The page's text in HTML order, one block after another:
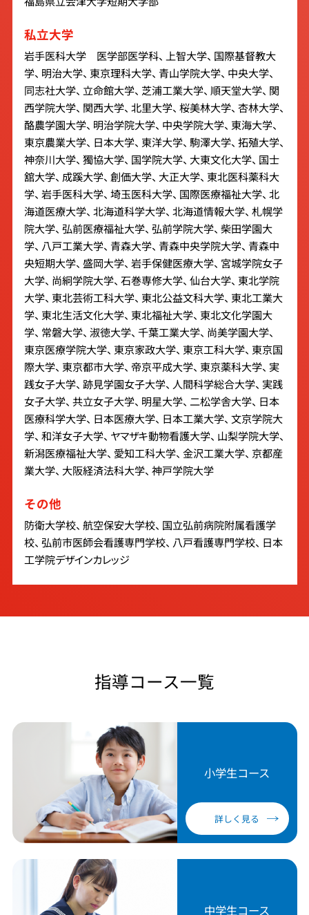
私立大学
岩手医科大学 医学部医学科、 上智大学、 国際基督教大
学、 明治大学、 東京理科大学、 青山学院大学、 中央大学、
同志社大学、 立命館大学、 芝浦工業大学、 順天堂大学、 関
西学院大学、 関西大学、 北里大学、 桜美林大学、 杏林大学、
酪農学園大学、 明治学院大学、 中央学院大学、 東海大学、
東京農業大学、 日本大学、 東洋大学、 駒澤大学、 拓殖大学、
神奈川大学、 獨協大学、 国学院大学、 大東文化大学、 国士
舘大学、 成蹊大学、 創価大学、 大正大学、 東北医科薬科大
学、 岩手医科大学、 埼玉医科大学、 国際医療福祉大学、 北
海道医療大学、 北海道科学大学、 北海道情報大学、 札幌学
院大学、 弘前医療福祉大学、 弘前学院大学、 柴田学園大
学、 八戸工業大学、 青森大学、 青森中央学院大学、 青森中
央短期大学、 盛岡大学、 岩手保健医療大学、 宮城学院女子
大学、 尚絅学院大学、 石巻専修大学、 仙台大学、 東北学院
大学、 東北芸術工科大学、 東北公益文科大学、 東北工業大
学、 東北生活文化大学、 東北福祉大学、 東北文化学園大
学、 常磐大学、 淑徳大学、 千葉工業大学、 尚美学園大学、
東京医療学院大学、 東京家政大学、 東京工科大学、 東京国
際大学、 東京都市大学、 帝京平成大学、 東京薬科大学、 実
践女子大学、 跡見学園女子大学、 人間科学総合大学、 実践
女子大学、 共立女子大学、 明星大学、 二松学舎大学、 日本
医療科学大学、 日本医療大学、 日本工業大学、 文京学院大
学、 和洋女子大学、 ヤマザキ動物看護大学、 山梨学院大学、
新潟医療福祉大学、 愛知工科大学、 金沢工業大学、 京都産
業大学、 大阪経済法科大学、 神戸学院大学
その他
防衛大学校、 航空保安大学校、 国立弘前病院附属看護学
校、 弘前市医師会看護専門学校、 八戸看護専門学校、 日本
工学院デザインカレッジ
指導コース一覧
小学生コース
詳しく見る
中学生コース